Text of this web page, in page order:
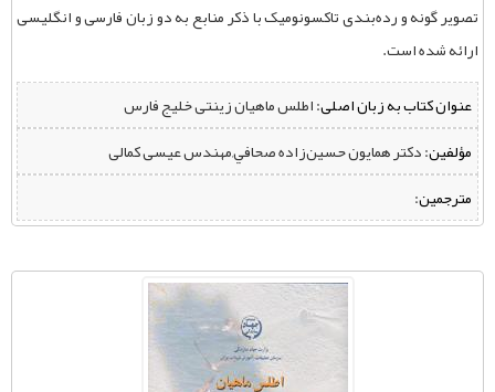
تصویر گونه و رده‌بندی تاکسونومیک با ذکر منابع به دو زبان فارسی و انگلیسی
ارائه شده است.
عنوان کتاب به زبان اصلی:اطلس ماهیان زینتی خلیج فارس
مؤلفین:‌ دکتر همايون حسين‌زاده صحافي,مهندس عیسی کمالی
مترجمین: